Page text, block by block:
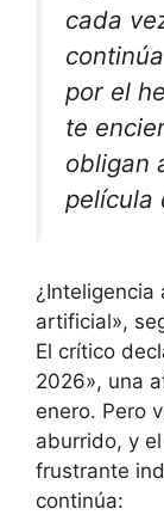
cada
por el
te
obligan
película
artificial»,
El crítico
2026», una
enero. Pero
aburrido, y
frustrante
continúa: